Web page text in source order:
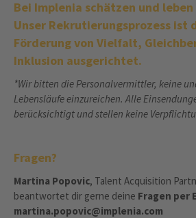
Bei Implenia schätzen und
Unser Rekrutierungsprozess ist
Förderung von Vielfalt,
Inklusion ausgerichtet.
*Wir bitten die Personalvermittler, keine
Lebensläufe einzureichen. Alle
berücksichtigt und stellen keine
Fragen?
Martina Popovic, Talent Acquisition
beantwortet dir gerne deine Fragen per
martina.popovic@implenia.com